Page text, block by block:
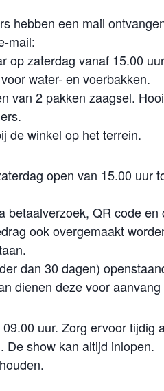
hebben een mail
mail:
op zaterdag vanaf 15.00
water- en voerbakken.
van 2 pakken zaagsel.
de winkel op het terrein.
open van 15.00 uur
betaalverzoek, QR code en
ook overgemaakt
dan 30 dagen)
dienen deze voor
uur. Zorg ervoor tijdig
De show kan altijd inlopen.